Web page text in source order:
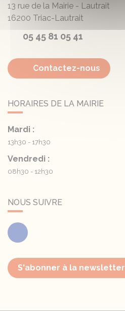
13 rue de la Mairie - Lautrait
16200 Triac-Lautrait
05 45 81 05 41
Contactez-nous
HORAIRES DE LA MAIRIE
Mardi :
13h30 - 17h30
Vendredi :
08h30 - 12h30
NOUS SUIVRE
Facebook
S'abonner à la newsletter